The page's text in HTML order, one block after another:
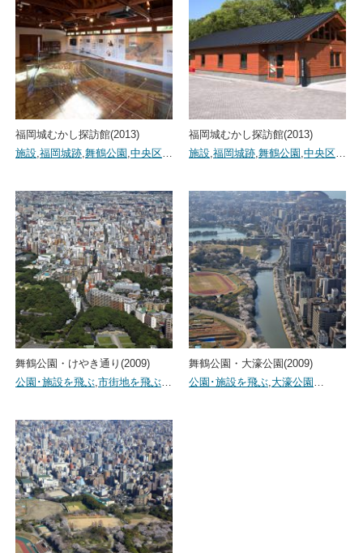
福岡城むかし探訪館(2013)
施設,福岡城跡,舞鶴公園 ,中央区…
福岡城むかし探訪館(2013)
施設,福岡城跡,舞鶴公園 ,中央区…
舞鶴公園・けやき通り(2009)
公園･施設を飛ぶ,市街地を飛ぶ…
舞鶴公園・大濠公園(2009)
公園･施設を飛ぶ,大濠公園 …